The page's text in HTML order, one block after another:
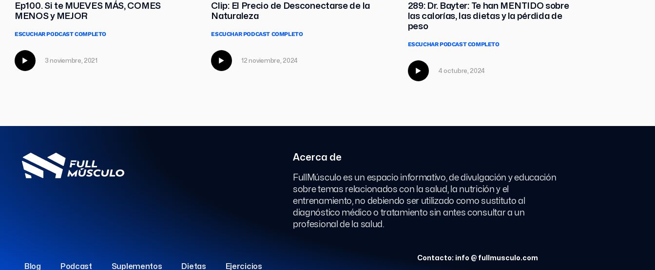
Ep100. Si te MUEVES MÁS, COMES
MENOS y MEJOR
ESCUCHAR PODCAST COMPLETO
3 noviembre, 2021
Clip: El Precio de Desconectarse de la
Naturaleza
ESCUCHAR PODCAST COMPLETO
12 noviembre, 2024
289: Dr. Bayter: Te han MENTIDO sobre
las calorías, las dietas y la pérdida de
peso
ESCUCHAR PODCAST COMPLETO
4 octubre, 2024
Acerca de
FullMúsculo es un espacio informativo, de divulgación y educación
sobre temas relacionados con la salud, la nutrición y el
entrenamiento, no debiendo ser utilizado como sustituto al
diagnóstico médico o tratamiento sin antes consultar a un
profesional de la salud.
Blog Podcast Suplementos Dietas Ejercicios
Contacto: info @ fullmusculo.com